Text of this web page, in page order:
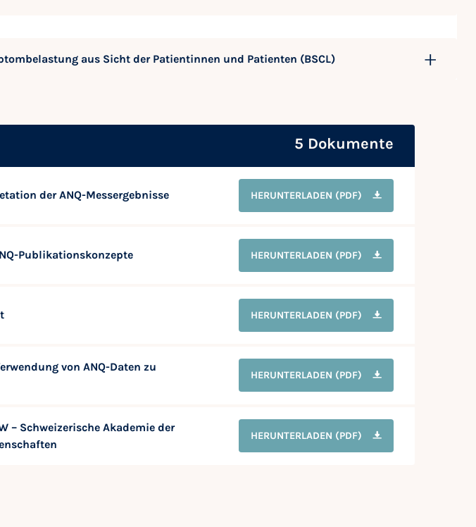
aus Sicht der Patientinnen und Patienten (BSCL)
5 Dokumente
der ANQ-Messergebnisse HERUNTERLADEN (PDF)
Publikationskonzepte HERUNTERLADEN (PDF)
HERUNTERLADEN (PDF)
von ANQ-Daten zu
HERUNTERLADEN (PDF)
– Schweizerische Akademie der
HERUNTERLADEN (PDF)